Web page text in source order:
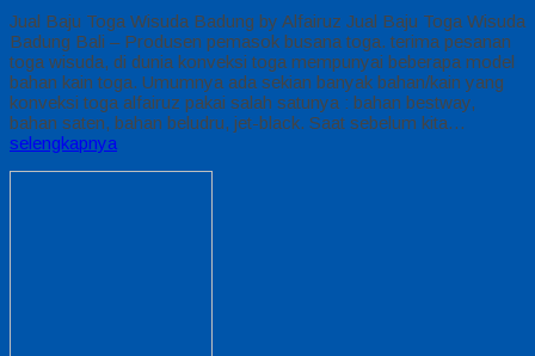
Jual Baju Toga Wisuda Badung by Alfairuz Jual Baju Toga Wisuda
Badung Bali – Produsen pemasok busana toga. terima pesanan
toga wisuda, di dunia konveksi toga mempunyai beberapa model
bahan kain toga. Umumnya ada sekian banyak bahan/kain yang
konveksi toga alfairuz pakai salah satunya : bahan bestway,
bahan saten, bahan beludru, jet-black. Saat sebelum kita…
selengkapnya